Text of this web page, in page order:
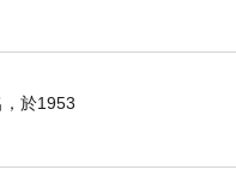
於1953